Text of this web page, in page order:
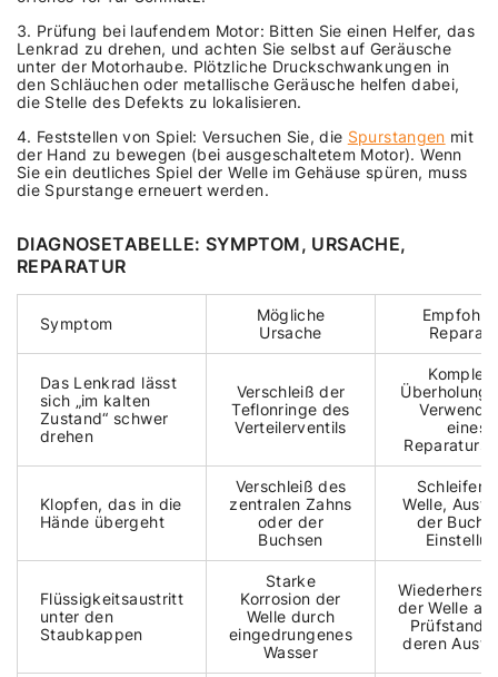
Prüfung bei laufendem Motor: Bitten Sie einen Helfer, das
Lenkrad zu drehen, und achten Sie selbst auf Geräusche
unter der Motorhaube. Plötzliche Druckschwankungen in
den Schläuchen oder metallische Geräusche helfen dabei,
die Stelle des Defekts zu lokalisieren.
Feststellen von Spiel: Versuchen Sie, die Spurstangen mit
der Hand zu bewegen (bei ausgeschaltetem Motor). Wenn
Sie ein deutliches Spiel der Welle im Gehäuse spüren, muss
die Spurstange erneuert werden.
DIAGNOSETABELLE: SYMPTOM, URSACHE,
REPARATUR
Symptom
Mögliche
Ursache
Das Lenkrad lässt
sich „im kalten
Zustand“ schwer
drehen
Verschleiß der
Teflonringe des
Verteilerventils
Überholung
eines
Klopfen, das in die
Hände übergeht
Verschleiß des
zentralen Zahns
oder der
Buchsen
Schleifen
Welle,
der
Flüssigkeitsaustritt
unter den
Staubkappen
Starke
Korrosion der
Welle durch
eingedrungenes
Wasser
der Welle
Prüfstand
deren